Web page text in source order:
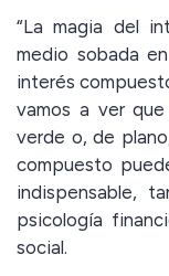
“La magia del
medio sobada
interés
vamos a ver
verde o, de
compuesto
indispensable,
psicología
social.